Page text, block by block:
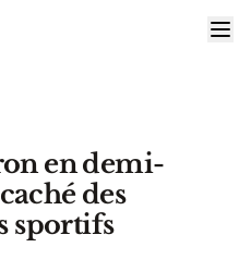
en demi-
des
sportifs